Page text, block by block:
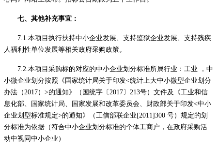
七、其他补充事宜：
7.1.本项目执行扶持中小企业发展、支持监狱企业发展、支持残疾
人福利性单位发展等相关政府采购政策。
7.2.本项目采购标的对应的中小企业划分标准所属行业： 工业
，中
小微企业划分按照《国家统计局关于印发<统计上大中小微型企业划分
办法（2017）>的通知》（国统字〔2017〕213号）文件及《工业和信
息化部、国家统计局、国家发展和改革委员会、财政部关于印发<中小
企业划型标准规定>的通知》（工信部联企业[2011]300 号）规定的划
分标准为依据（符合中小企业划分标准的个体工商户，在政府采购活
动中视同中小企业）